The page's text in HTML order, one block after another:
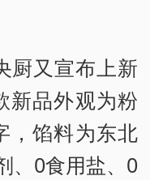
厨又宣布上新
新品外观为粉
，馅料为东北
、0食用盐、0